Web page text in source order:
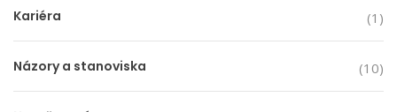
Kariéra (1)
Názory a stanoviska (10)